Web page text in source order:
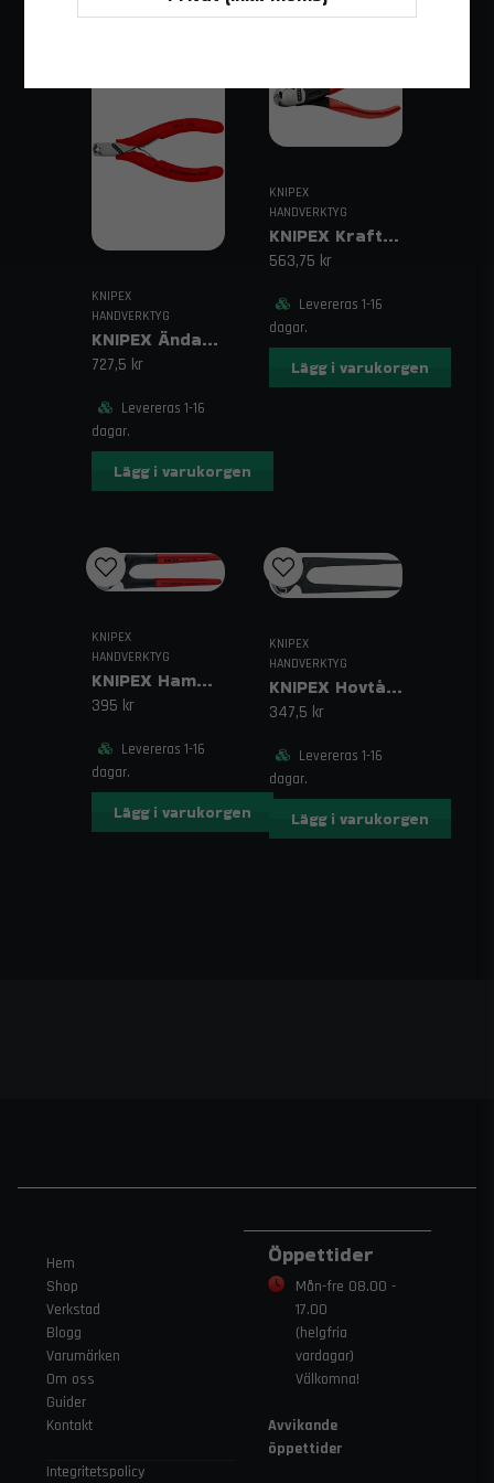
Kontakt & frakt
Fri frakt över 1995 kr inom Sverige!
Relaterade sökord:
hopfällbart fälgkors, fälgkors personbil,
däckbytesverktyg, stål fälgkors, fälgkors med 4 hylsor,
kompakt fälgkors, däckbyte bilverktyg
KNIPEX
HANDVERKTYG
KNIPEX Ändavbitare Elektronik 115 mm
727,5 kr
Levereras 1-16
dagar.
Lägg i varukorgen
KNIPEX
HANDVERKTYG
KNIPEX Kraftändavbitare 6701-serien
563,75 kr
Levereras 1-16
dagar.
Lägg i varukorgen
KNIPEX
HANDVERKTYG
KNIPEX Hammartång 51 01 210
395 kr
Levereras 1-16
dagar.
Lägg i varukorgen
KNIPEX
HANDVERKTYG
KNIPEX Hovtång 50 00 210 SB
347,5 kr
Levereras 1-16
dagar.
Lägg i varukorgen
Hem
Shop
Verkstad
Blogg
Varumärken
Om oss
Guider
Kontakt
Integritetspolicy
Öppettider
Mån-fre 08.00 -
17.00
(helgfria
vardagar)
Välkomna!
Avvikande
öppettider